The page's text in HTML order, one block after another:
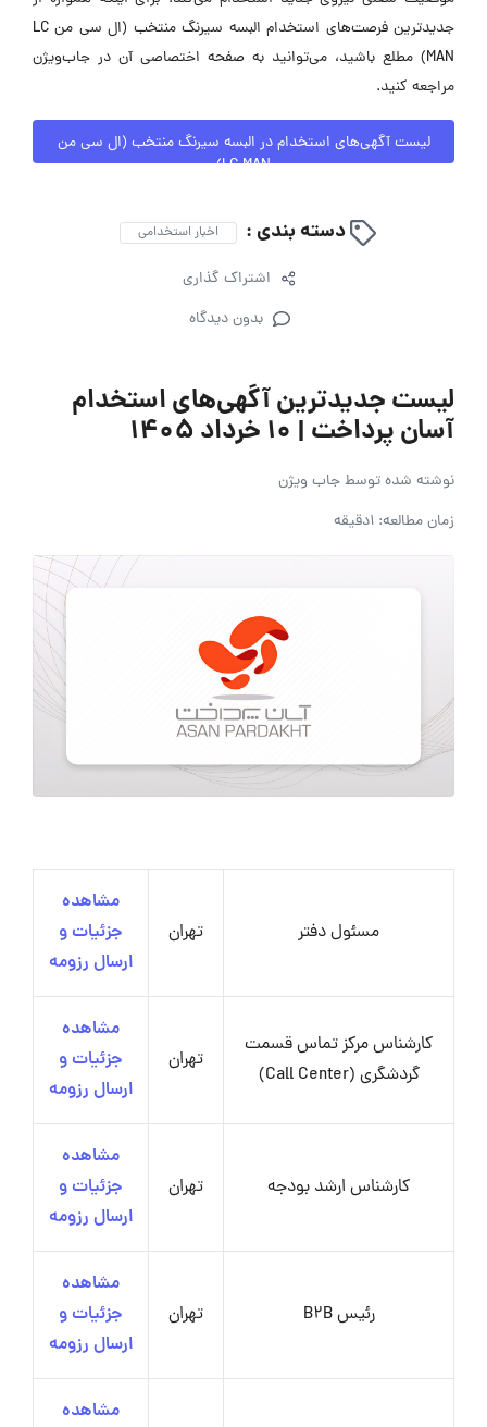
جدیدترین فرصت‌های استخدام البسه سیرنگ منتخب (ال سی من LC
MAN) مطلع باشید، می‌توانید به صفحه اختصاصی آن در جاب‌ویژن
مراجعه کنید.
لیست آگهی‌های استخدام در البسه سیرنگ منتخب (ال سی من
LC MAN)
دسته بندی : اخبار استخدامی
اشتراک گذاری
بدون دیدگاه
لیست جدیدترین آگهی‌های استخدام
آسان پرداخت | ۱۰ خرداد ۱۴۰۵
نوشته شده توسطجاب ویژن
زمان مطالعه: 1دقیقه
مسئول دفتر تهران
مشاهده
جزئیات و
ارسال رزومه
کارشناس مرکز تماس قسمت
گردشگری (Call Center)
تهران
مشاهده
جزئیات و
ارسال رزومه
کارشناس ارشد بودجه تهران
مشاهده
جزئیات و
ارسال رزومه
رئیس B2B تهران
مشاهده
جزئیات و
ارسال رزومه
مشاهده